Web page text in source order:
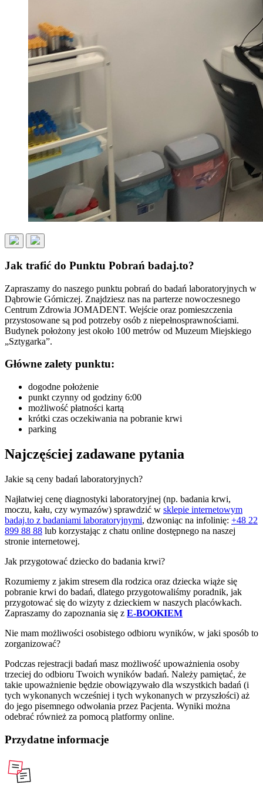
Jak trafić do Punktu Pobrań badaj.to?
Zapraszamy do naszego punktu pobrań do badań laboratoryjnych w
Dąbrowie Górniczej. Znajdziesz nas na parterze nowoczesnego
Centrum Zdrowia JOMADENT. Wejście oraz pomieszczenia
przystosowane są pod potrzeby osób z niepełnosprawnościami.
Budynek położony jest około 100 metrów od Muzeum Miejskiego
„Sztygarka”.
Główne zalety punktu:
dogodne położenie
punkt czynny od godziny 6:00
możliwość płatności kartą
krótki czas oczekiwania na pobranie krwi
parking
Najczęściej zadawane pytania
Jakie są ceny badań laboratoryjnych?
Najłatwiej cenę diagnostyki laboratoryjnej (np. badania krwi,
moczu, kału, czy wymazów) sprawdzić w sklepie internetowym
badaj.to z badaniami laboratoryjnymi, dzwoniąc na infolinię: +48 22
899 88 88 lub korzystając z chatu online dostępnego na naszej
stronie internetowej.
Jak przygotować dziecko do badania krwi?
Rozumiemy z jakim stresem dla rodzica oraz dziecka wiąże się
pobranie krwi do badań, dlatego przygotowaliśmy poradnik, jak
przygotować się do wizyty z dzieckiem w naszych placówkach.
Zapraszamy do zapoznania się z E-BOOKIEM
Nie mam możliwości osobistego odbioru wyników, w jaki sposób to
zorganizować?
Podczas rejestracji badań masz możliwość upoważnienia osoby
trzeciej do odbioru Twoich wyników badań. Należy pamiętać, że
takie upoważnienie będzie obowiązywało dla wszystkich badań (i
tych wykonanych wcześniej i tych wykonanych w przyszłości) aż
do jego pisemnego odwołania przez Pacjenta. Wyniki można
odebrać również za pomocą platformy online.
Przydatne informacje